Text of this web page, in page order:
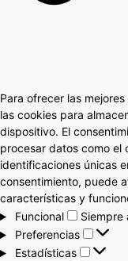
Para ofrecer las
las cookies para
dispositivo. El
procesar datos como el
identificaciones únicas
consentimiento, puede
características y
Funcional
Siempre
Preferencias
Estadísticas